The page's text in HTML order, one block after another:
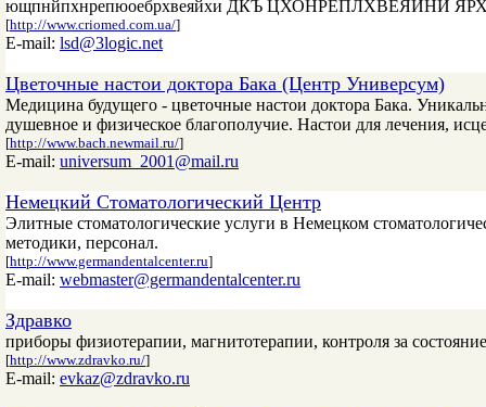
ющпнйпхнрепюоебрхвеяйхи ДКЪ ЦХОНРЕПЛХВЕЯЙНИ
[http://www.criomed.com.ua/]
E-mail: lsd@3logic.net
Цветочные настои доктора Бака (Центр Универсум)
Медицина будущего - цветочные настои доктора Бака.
душевное и физическое благополучие. Настои для лечения,
[http://www.bach.newmail.ru/]
E-mail: universum_2001@mail.ru
Немецкий Стоматологический Центр
Элитные стоматологические услуги в Немецком
методики, персонал.
[http://www.germandentalcenter.ru]
E-mail: webmaster@germandentalcenter.ru
Здравко
приборы физиотерапии, магнитотерапии, контроля за
[http://www.zdravko.ru/]
E-mail: evkaz@zdravko.ru